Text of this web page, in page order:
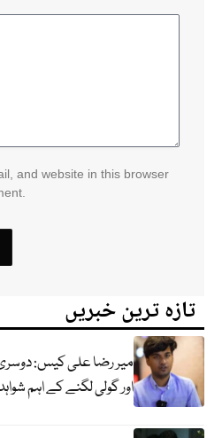
and website in this browser
تازہ ترین خبریں
میر رضا علی کیس:
اور گولی لگنے کے اہم